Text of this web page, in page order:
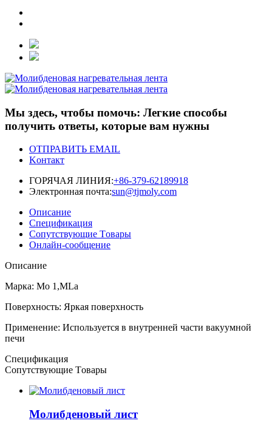
Мы здесь, чтобы помочь: Легкие способы
получить ответы, которые вам нужны
ОТПРАВИТЬ EMAIL
Kонтакт
ГОРЯЧАЯ ЛИНИЯ:+86-379-62189918
Электронная почта:sun@tjmoly.com
Описание
Спецификация
Сопутствующие Tовары
Онлайн-сообщение
Описание
Марка: Mo 1,MLa
Поверхность: Яркая поверхность
Применение: Используется в внутренней части вакуумной
печи
Спецификация
Сопутствующие Tовары
Молибденовый лист